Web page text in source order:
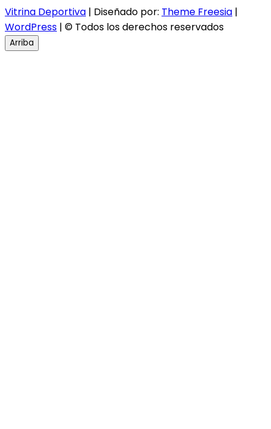
Vitrina Deportiva | Diseñado por: Theme Freesia |
WordPress | © Todos los derechos reservados
Arriba